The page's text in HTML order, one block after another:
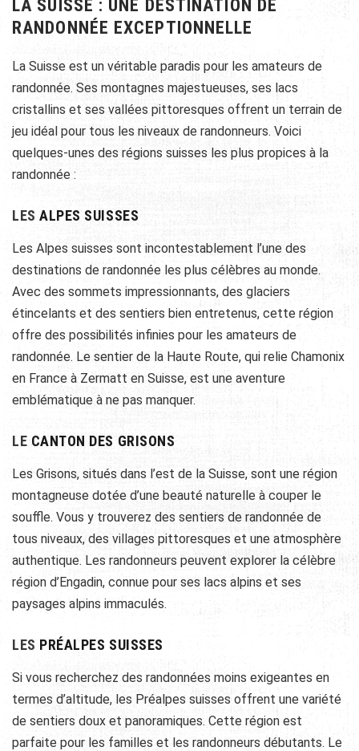
LA SUISSE : UNE DESTINATION DE
RANDONNÉE EXCEPTIONNELLE
La Suisse est un véritable paradis pour les amateurs de
randonnée. Ses montagnes majestueuses, ses lacs
cristallins et ses vallées pittoresques offrent un terrain de
jeu idéal pour tous les niveaux de randonneurs. Voici
quelques-unes des régions suisses les plus propices à la
randonnée :
LES ALPES SUISSES
Les Alpes suisses sont incontestablement l’une des
destinations de randonnée les plus célèbres au monde.
Avec des sommets impressionnants, des glaciers
étincelants et des sentiers bien entretenus, cette région
offre des possibilités infinies pour les amateurs de
randonnée. Le sentier de la Haute Route, qui relie Chamonix
en France à Zermatt en Suisse, est une aventure
emblématique à ne pas manquer.
LE CANTON DES GRISONS
Les Grisons, situés dans l’est de la Suisse, sont une région
montagneuse dotée d’une beauté naturelle à couper le
souffle. Vous y trouverez des sentiers de randonnée de
tous niveaux, des villages pittoresques et une atmosphère
authentique. Les randonneurs peuvent explorer la célèbre
région d’Engadin, connue pour ses lacs alpins et ses
paysages alpins immaculés.
LES PRÉALPES SUISSES
Si vous recherchez des randonnées moins exigeantes en
termes d’altitude, les Préalpes suisses offrent une variété
de sentiers doux et panoramiques. Cette région est
parfaite pour les familles et les randonneurs débutants. Le